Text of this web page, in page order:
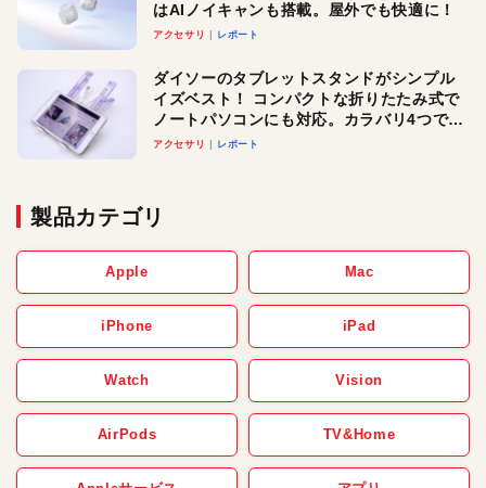
はAIノイキャンも搭載。屋外でも快適に！
アクセサリ レポート
ダイソーのタブレットスタンドがシンプル
イズベスト！ コンパクトな折りたたみ式で
ノートパソコンにも対応。カラバリ4つで選
べる楽しさも
アクセサリ レポート
製品カテゴリ
Apple Mac
iPhone iPad
Watch Vision
AirPods TV&Home